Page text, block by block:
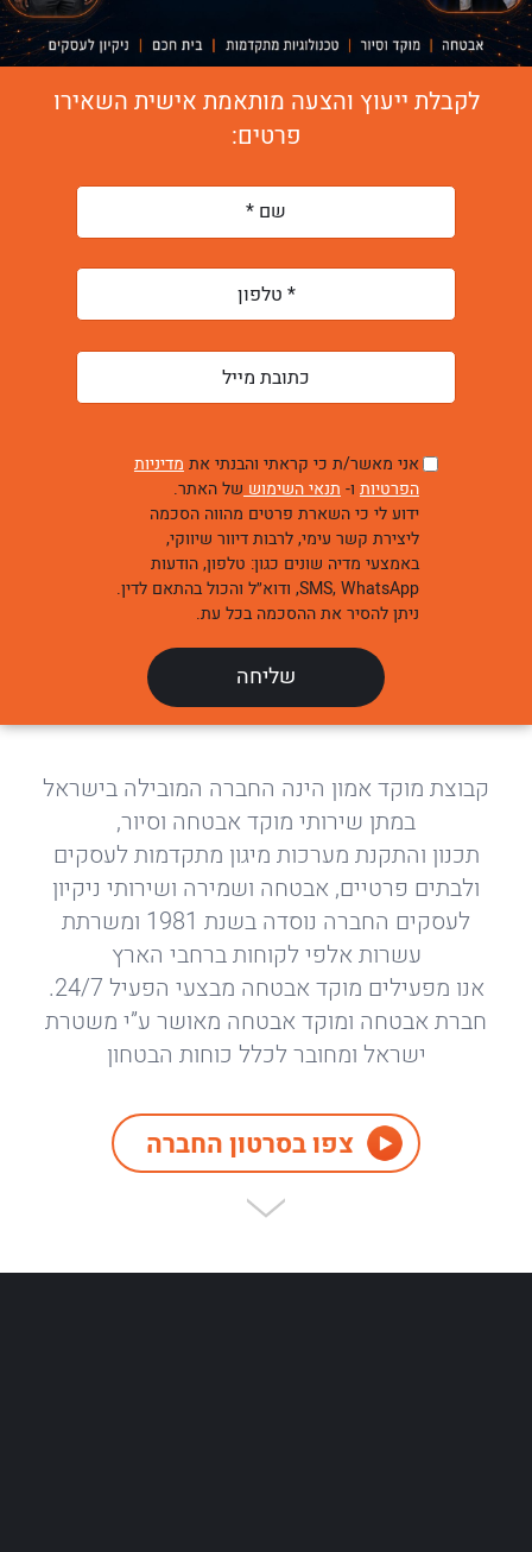
לקבלת ייעוץ והצעה מותאמת אישית השאירו
פרטים:
אני מאשר/ת כי קראתי והבנתי את מדיניות
הפרטיות ו- תנאי השימוש של האתר.
ידוע לי כי השארת פרטים מהווה הסכמה
ליצירת קשר עימי, לרבות דיוור שיווקי,
באמצעי מדיה שונים כגון: טלפון, הודעות
SMS, WhatsApp, ודוא״ל והכול בהתאם לדין.
ניתן להסיר את ההסכמה בכל עת.
קבוצת מוקד אמון הינה החברה המובילה בישראל
במתן שירותי מוקד אבטחה וסיור,
תכנון והתקנת מערכות מיגון מתקדמות לעסקים
ולבתים פרטיים, אבטחה ושמירה ושירותי ניקיון
לעסקים
החברה נוסדה בשנת 1981 ומשרתת
עשרות אלפי לקוחות ברחבי הארץ
אנו מפעילים מוקד אבטחה מבצעי הפעיל 24/7.
חברת אבטחה ומוקד אבטחה מאושר ע”י משטרת
ישראל ומחובר לכלל כוחות הבטחון
צפו בסרטון החברה